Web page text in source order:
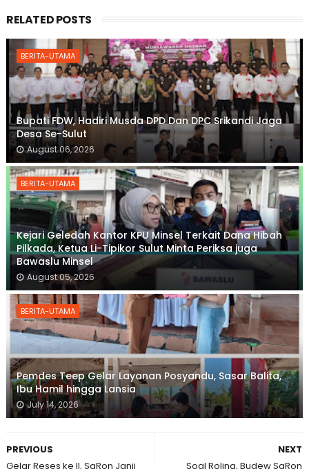
RELATED POSTS
BERITA-UTAMA
Bupati FDW, Hadiri Musda DPD Dan DPC Srikandi Jaga
Desa Se-Sulut
August 06, 2026
BERITA-UTAMA
Kejari Geledah Kantor KPU Minsel Terkait Dana Hibah
Pilkada, Ketua Li-Tipikor Sulut Minta Periksa juga
Bawaslu Minsel
August 05, 2026
BERITA-UTAMA
Pemdes Teep Gelar Layanan Posyandu, Sasar Balita,
Ibu Hamil hingga Lansia
July 14, 2026
NEXT
Soal Roling, Budew SaRon
PREVIOUS
Gelar Reses ke II, SaRon Janji